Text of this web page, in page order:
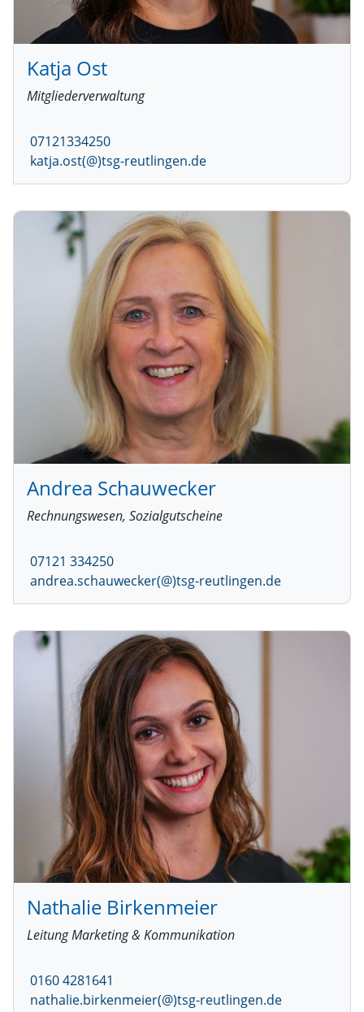
Katja Ost
Mitgliederverwaltung
07121334250
katja.ost(@)tsg-reutlingen.de
Andrea Schauwecker
Rechnungswesen, Sozialgutscheine
07121 334250
andrea.schauwecker(@)tsg-reutlingen.de
Nathalie Birkenmeier
Leitung Marketing & Kommunikation
0160 4281641
nathalie.birkenmeier(@)tsg-reutlingen.de